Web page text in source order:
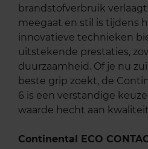
brandstofverbruik
meegaat en stil is tijdens
innovatieve technieken
uitstekende prestaties,
duurzaamheid. Of je nu
beste grip zoekt, de
6 is een verstandige
waarde hecht aan
Continental ECO